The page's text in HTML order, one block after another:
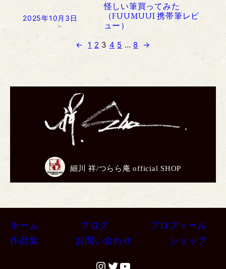
2025年10月3日
怪しい筆買ってみた
（FUUMUUI 携帯筆レビ
ュー）
← 1 2 3 4 5 … 8 →
細川 祥/つらら庵 official SHOP
ホーム ブログ
プロフィール
作品集
お問い合わせ ショップ
# # #